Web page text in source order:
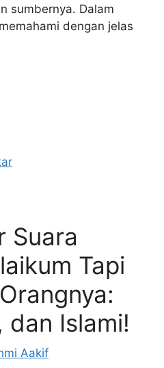
sumbernya. Dalam
dengan jelas
Suara
Tapi
dan Islami!
Aakif